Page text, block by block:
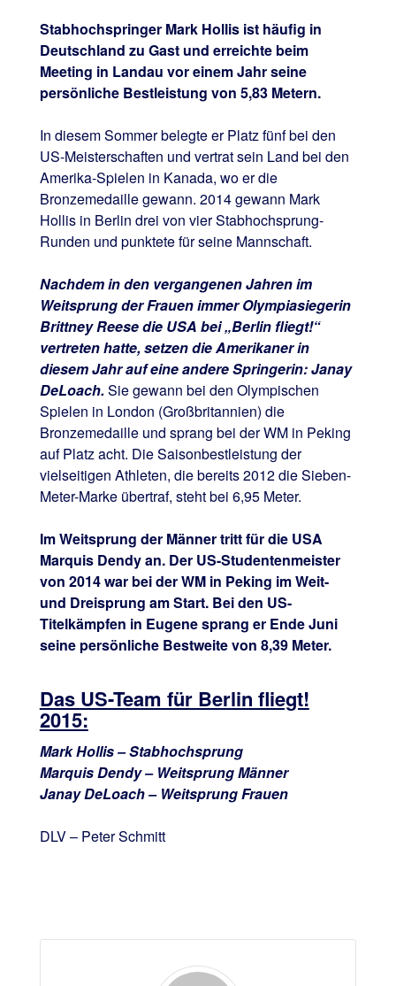
Stabhochspringer Mark Hollis ist häufig in
Deutschland zu Gast und erreichte beim
Meeting in Landau vor einem Jahr seine
persönliche Bestleistung von 5,83 Metern.
In diesem Sommer belegte er Platz fünf bei den
US-Meisterschaften und vertrat sein Land bei den
Amerika-Spielen in Kanada, wo er die
Bronzemedaille gewann. 2014 gewann Mark
Hollis in Berlin drei von vier Stabhochsprung-
Runden und punktete für seine Mannschaft.
Nachdem in den vergangenen Jahren im
Weitsprung der Frauen immer Olympiasiegerin
Brittney Reese die USA bei „Berlin fliegt!“
vertreten hatte, setzen die Amerikaner in
diesem Jahr auf eine andere Springerin: Janay
DeLoach.Sie gewann bei den Olympischen
Spielen in London (Großbritannien) die
Bronzemedaille und sprang bei der WM in Peking
auf Platz acht. Die Saisonbestleistung der
vielseitigen Athleten, die bereits 2012 die Sieben-
Meter-Marke übertraf, steht bei 6,95 Meter.
Im Weitsprung der Männer tritt für die USA
Marquis Dendy an. Der US-Studentenmeister
von 2014 war bei der WM in Peking im Weit-
und Dreisprung am Start. Bei den US-
Titelkämpfen in Eugene sprang er Ende Juni
seine persönliche Bestweite von 8,39 Meter.
Das US-Team für Berlin fliegt!
2015:
Mark Hollis – Stabhochsprung
Marquis Dendy – Weitsprung Männer
Janay DeLoach – Weitsprung Frauen
DLV – Peter Schmitt